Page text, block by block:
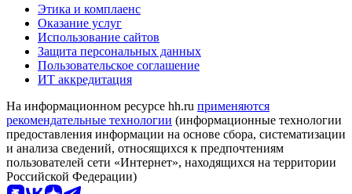
Этика и комплаенс
Оказание услуг
Использование сайтов
Защита персональных данных
Пользовательское соглашение
ИТ аккредитация
На информационном ресурсе hh.ru применяются
рекомендательные технологии (информационные технологии
предоставления информации на основе сбора, систематизации
и анализа сведений, относящихся к предпочтениям
пользователей сети «Интернет», находящихся на территории
Российской Федерации)